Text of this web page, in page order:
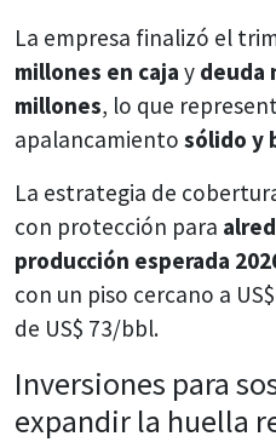
La empresa finalizó el
millones en caja y deuda
millones, lo que
apalancamiento sólido y
La estrategia de
con protección para
producción esperada
con un piso cercano a
de US$ 73/bbl.
Inversiones para
expandir la huella